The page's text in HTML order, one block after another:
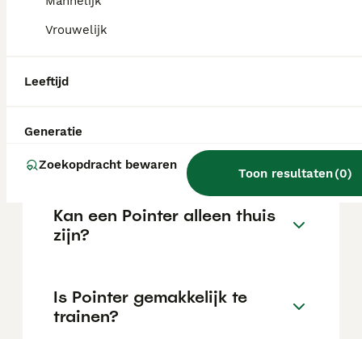
Vrouwelijk
Leeftijd
Generatie
Zoekopdracht bewaren
Toon resultaten(0)
Pointer?
Hoeveel jaar leeft een
Kan een Pointer alleen thuis
zijn?
Is Pointer gemakkelijk te
trainen?